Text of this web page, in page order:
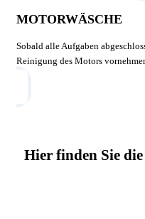
MOTORWÄSCHE
Sobald alle Aufgaben
Reinigung des Motors
Hier finden Sie